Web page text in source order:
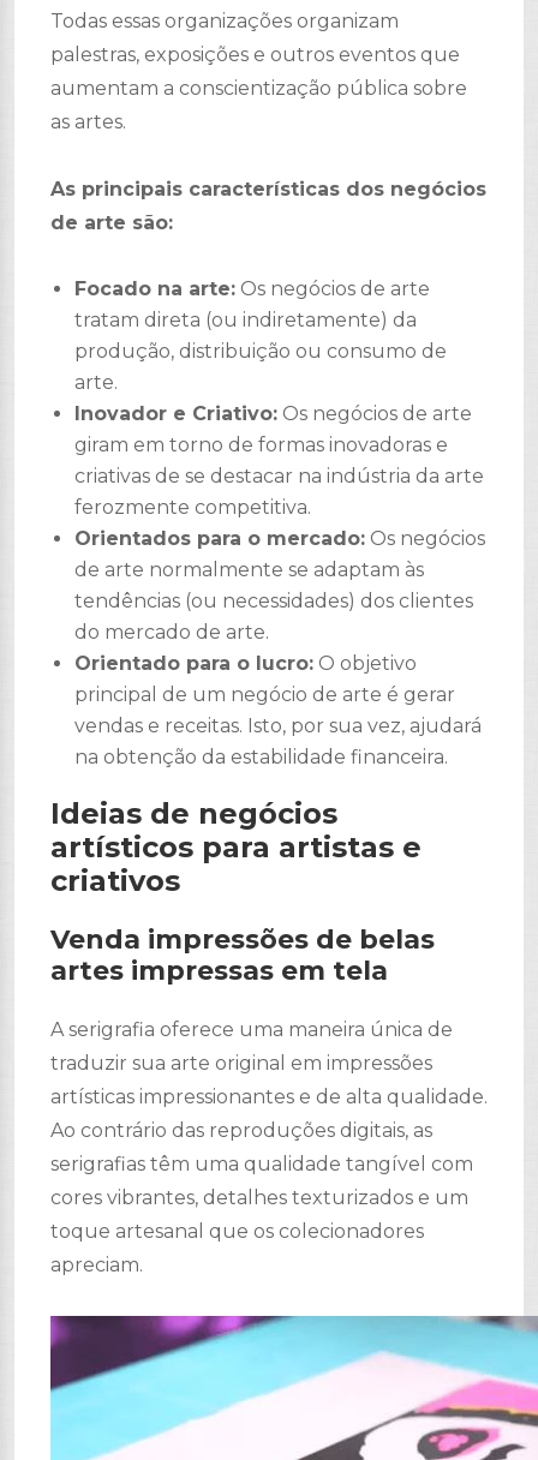
Todas essas organizações organizam
palestras, exposições e outros eventos que
aumentam a conscientização pública sobre
as artes.
As principais características dos negócios
de arte são:
Focado na arte: Os negócios de arte
tratam direta (ou indiretamente) da
produção, distribuição ou consumo de
arte.
Inovador e Criativo: Os negócios de arte
giram em torno de formas inovadoras e
criativas de se destacar na indústria da arte
ferozmente competitiva.
Orientados para o mercado: Os negócios
de arte normalmente se adaptam às
tendências (ou necessidades) dos clientes
do mercado de arte.
Orientado para o lucro: O objetivo
principal de um negócio de arte é gerar
vendas e receitas. Isto, por sua vez, ajudará
na obtenção da estabilidade financeira.
Ideias de negócios
artísticos para artistas e
criativos
Venda impressões de belas
artes impressas em tela
A serigrafia oferece uma maneira única de
traduzir sua arte original em impressões
artísticas impressionantes e de alta qualidade.
Ao contrário das reproduções digitais, as
serigrafias têm uma qualidade tangível com
cores vibrantes, detalhes texturizados e um
toque artesanal que os colecionadores
apreciam.